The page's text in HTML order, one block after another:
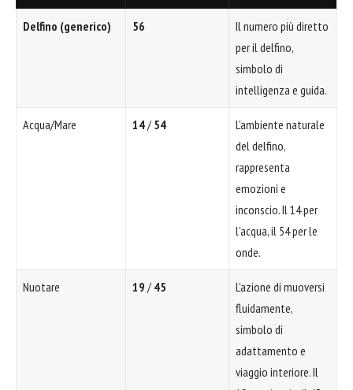
Delfino (generico) 56
Il numero più diretto
per il delfino,
simbolo di
intelligenza e guida.
Acqua/Mare 14/ 54
L'ambiente naturale
del delfino,
rappresenta
emozioni e
inconscio. Il 14 per
l'acqua, il 54 per le
onde.
Nuotare 19 / 45
L'azione di muoversi
fluidamente,
simbolo di
adattamento e
viaggio interiore. Il